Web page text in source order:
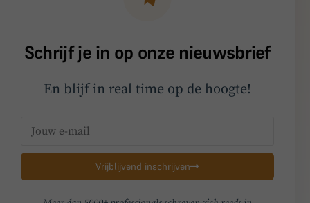
Schrijf je in op onze nieuwsbrief
En blijf in real time op de hoogte!
Vrijblijvend inschrijven